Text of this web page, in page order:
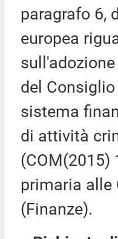
paragrafo 6,
europea
del
sistema
di attività
(COM(2015)
primaria alle
(Finanze).